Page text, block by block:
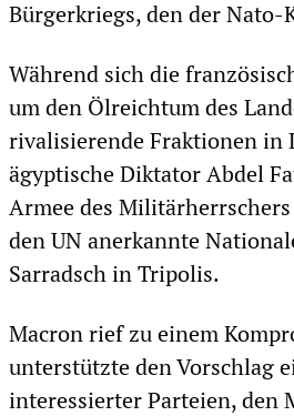
Bürgerkriegs, den der
Während sich die
um den Ölreichtum des
rivalisierende Fraktionen in
ägyptische Diktator Abdel
Armee des
den UN anerkannte
Sarradsch in Tripolis.
Macron rief zu einem
unterstützte den Vorschlag
interessierter Parteien, den